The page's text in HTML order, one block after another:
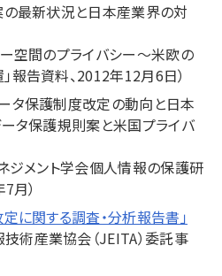
の最新状況と日本産業界の対
ー空間のプライバシー～米欧の
報告資料、2012年12月6日）
タ保護制度改定の動向と日本
タ保護規則案と米国プライバ
ネジメント学会個人情報の保護研
月）
に関する調査・分析報告書」
術産業協会（JEITA）委託事